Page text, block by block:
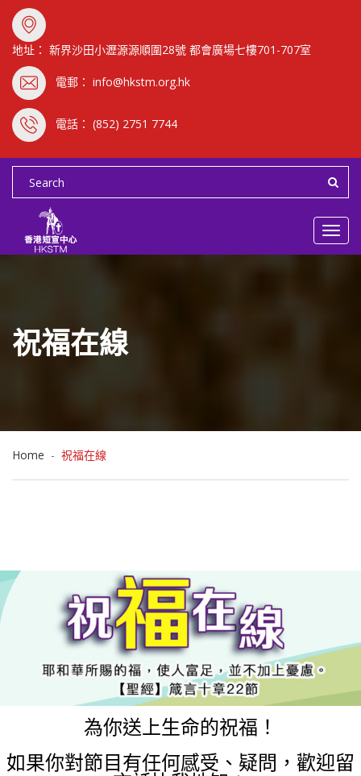
地址： 新界沙田小瀝源源順圍28號 都會廣場七樓701-707室
電郵： info@hkstm.org.hk
電話： (852) 2751 7744
祝福在線
Home 祝福在線
為你送上生命的祝福！
如果你對節目有任何感受、疑問，歡迎留